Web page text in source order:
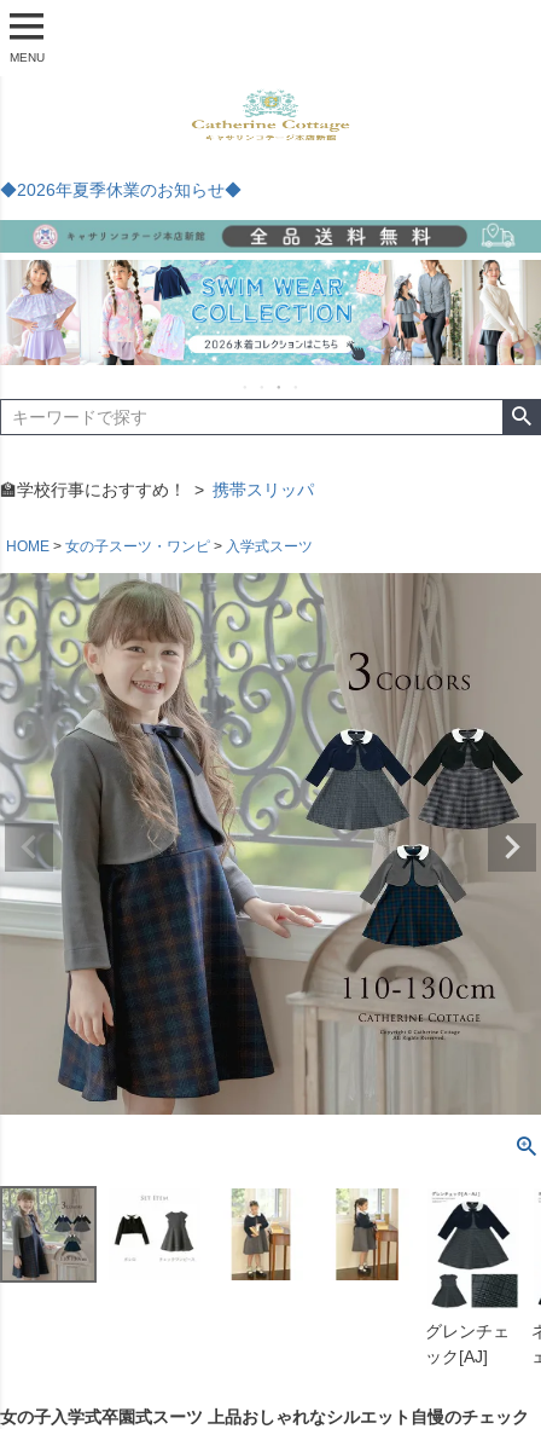
MENU
◆2026年夏季休業のお知らせ◆
🏫学校行事におすすめ！ 携帯スリッパ
HOME 女の子スーツ・ワンピ 入学式スーツ
グレンチェ
ック[AJ]
女の子入学式卒園式スーツ 上品おしゃれなシルエット自慢のチェック